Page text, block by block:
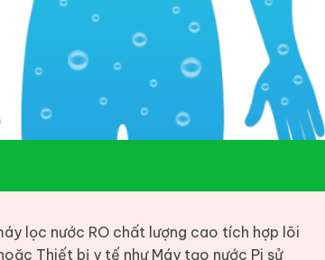
lọc nước RO chất lượng cao tích hợp lõi
Thiết bị y tế như Máy tạo nước Pi sử